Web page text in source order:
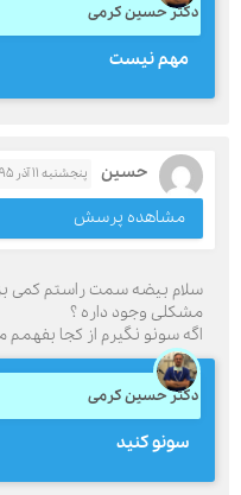
دکتر حسین کرمی
مهم نيست
حسین پنجشنبه ۱۱ آذر ۹۵( 9 سال پیش)
مشاهده پرسش
سلام بیضه سمت راستم کمی
مشکلی وجود داره ؟
اگه سونو نگیرم از کجا بفهمم
دکتر حسین کرمی
سونو كنيد